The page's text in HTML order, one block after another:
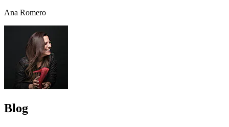
Ana Romero
Blog